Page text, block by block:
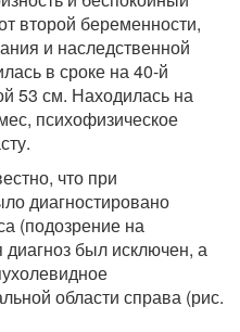
второй беременности,
и наследственной
в сроке на 40-й
53 см. Находилась на
психофизическое
что при
диагностировано
(подозрение на
был исключен, а
области справа (рис.